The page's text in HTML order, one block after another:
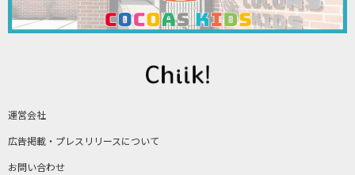
運営会社
広告掲載・プレスリリースについて
お問い合わせ